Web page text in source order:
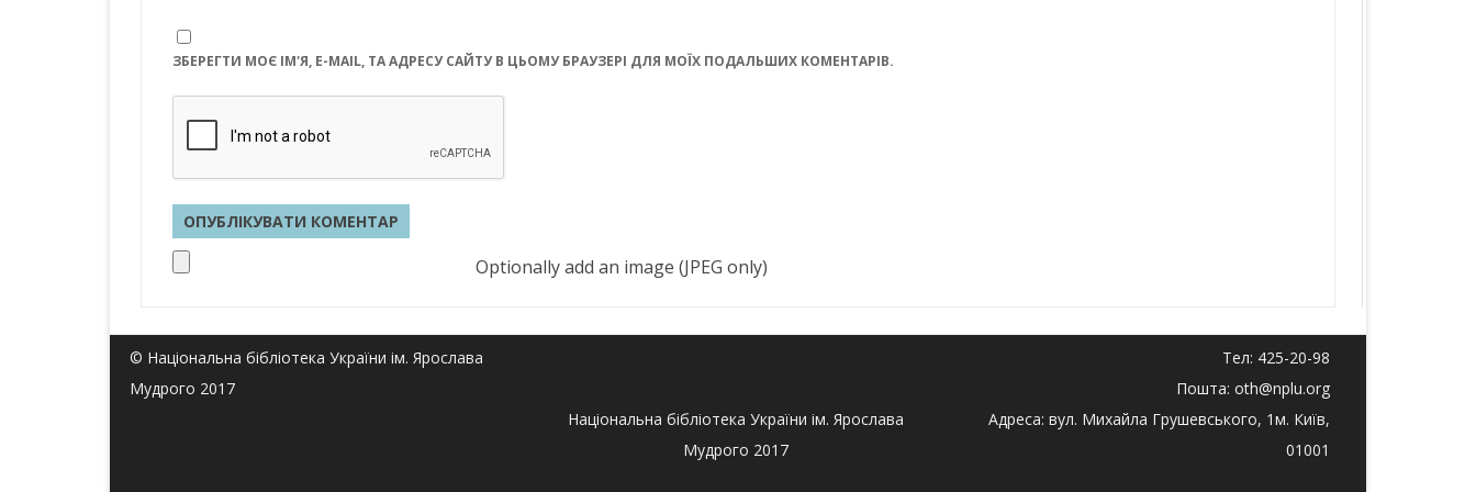
ЗБЕРЕГТИ МОЄ ІМ'Я, E-MAIL, ТА АДРЕСУ САЙТУ В ЦЬОМУ БРАУЗЕРІ ДЛЯ МОЇХ ПОДАЛЬШИХ КОМЕНТАРІВ.
Optionally add an image (JPEG only)
© Національна бібліотека України ім. Ярослава
Мудрого 2017
Національна бібліотека України ім. Ярослава
Мудрого 2017
Тел: 425-20-98
Пошта: oth@nplu.org
Адреса: вул. Михайла Грушевського, 1м. Київ,
01001